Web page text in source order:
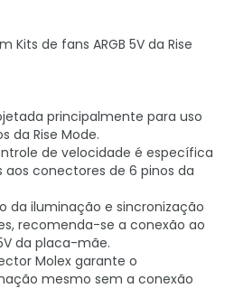
de fans ARGB 5V da Rise
principalmente para uso
da Rise Mode.
de velocidade é específica
conectores de 6 pinos da
da iluminação e sincronização
recomenda-se a conexão ao
da placa-mãe.
Molex garante o
mesmo sem a conexão